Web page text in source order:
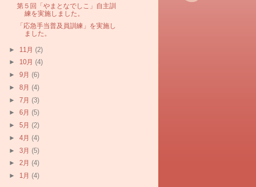
第５回「やまとなでしこ」自主訓
練を実施しました。
「応急手当普及員訓練」を実施し
ました。
► 11月 (2)
► 10月 (4)
► 9月 (6)
► 8月 (4)
► 7月 (3)
► 6月 (5)
► 5月 (2)
► 4月 (4)
► 3月 (5)
► 2月 (4)
► 1月 (4)